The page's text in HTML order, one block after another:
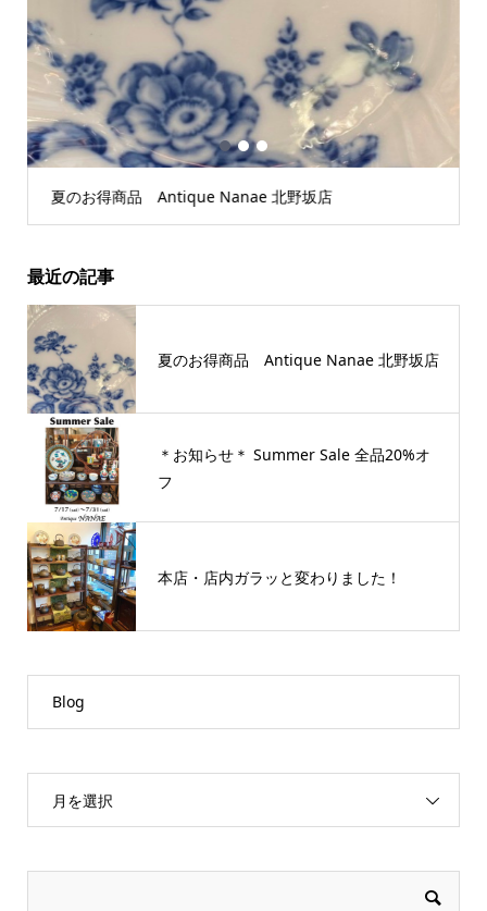
夏のお得商品 Antique Nanae 北野坂店
1 2 3
最近の記事
夏のお得商品 Antique Nanae 北野坂店
＊お知らせ＊ Summer Sale 全品20%オ
フ
本店・店内ガラッと変わりました！
Blog
月を選択